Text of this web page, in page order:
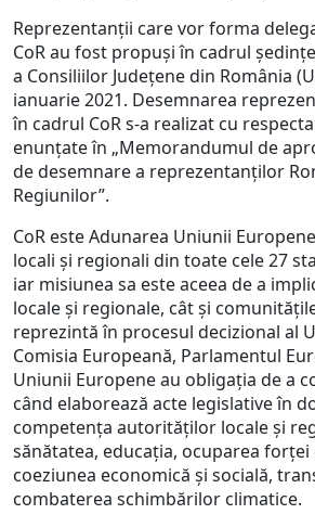
Reprezentanții care vor forma
CoR au fost propuși în cadrul
a Consiliilor Județene din România
ianuarie 2021. Desemnarea
în cadrul CoR s-a realizat cu
enunțate în „Memorandumul de
de desemnare a reprezentanților
Regiunilor”.
CoR este Adunarea Uniunii
locali și regionali din toate cele 27
iar misiunea sa este aceea de a
locale și regionale, cât și
reprezintă în procesul decizional al
Comisia Europeană, Parlamentul
Uniunii Europene au obligația de a
când elaborează acte legislative în
competența autorităților locale și
sănătatea, educația, ocuparea forței
coeziunea economică și socială,
combaterea schimbărilor climatice.